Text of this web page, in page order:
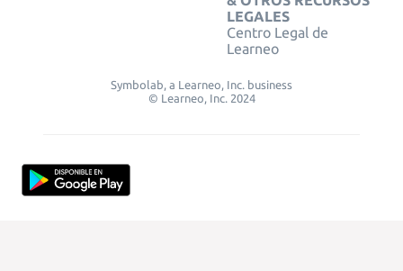
LEGALES
Centro Legal de
Learneo
Symbolab, a Learneo, Inc. business
© Learneo, Inc. 2024